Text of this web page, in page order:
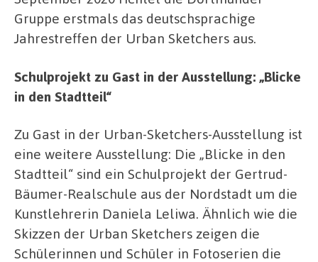
Gruppe erstmals das deutschsprachige
Jahrestreffen der Urban Sketchers aus.
Schulprojekt zu Gast in der Ausstellung: „Blicke
in den Stadtteil“
Zu Gast in der Urban-Sketchers-Ausstellung ist
eine weitere Ausstellung: Die „Blicke in den
Stadtteil“ sind ein Schulprojekt der Gertrud-
Bäumer-Realschule aus der Nordstadt um die
Kunstlehrerin Daniela Leliwa. Ähnlich wie die
Skizzen der Urban Sketchers zeigen die
Schülerinnen und Schüler in Fotoserien die